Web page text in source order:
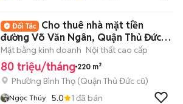
Cho thuê nhà mặt tiền
đường Võ Văn Ngân, Quận Thủ Đức,
DT: 8x20m
Mặt bằng kinh doanh Nội thất cao cấp
80 triệu/tháng 220 m²
Phường Bình Thọ (Quận Thủ Đức cũ)
Ngọc Thúy 5.0 1 đã bán